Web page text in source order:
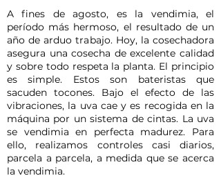
A fines de agosto, es la vendimia, el
período más hermoso, el resultado de un
año de arduo trabajo. Hoy, la cosechadora
asegura una cosecha de excelente calidad
y sobre todo respeta la planta. El principio
es simple. Estos son bateristas que
sacuden tocones. Bajo el efecto de las
vibraciones, la uva cae y es recogida en la
máquina por un sistema de cintas. La uva
se vendimia en perfecta madurez. Para
ello, realizamos controles casi diarios,
parcela a parcela, a medida que se acerca
la vendimia.